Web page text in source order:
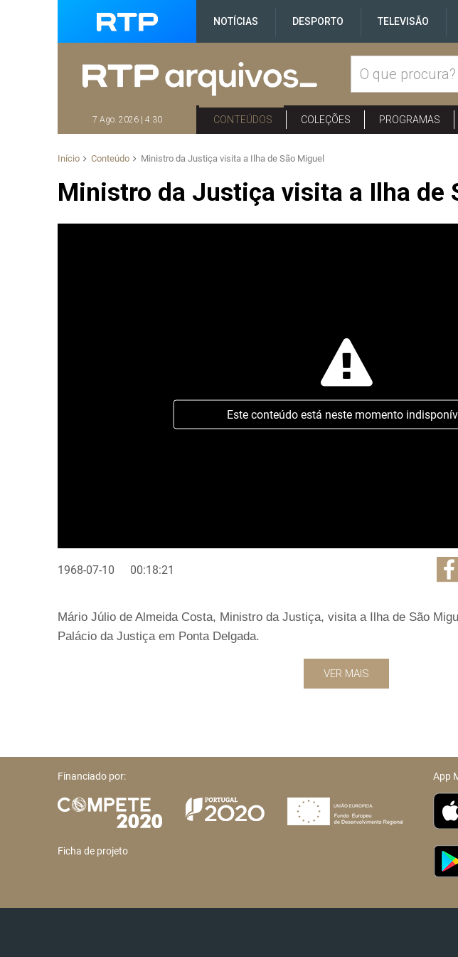
NOTÍCIAS DESPORTO TELEVISÃO
7 Ago. 2026 | 4:30 CONTEÚDOS COLEÇÕES PROGRAMAS
Início Conteúdo Ministro da Justiça visita a Ilha de São Miguel
Ministro da Justiça visita a Ilha de
Este conteúdo está neste momento
1968-07-10 00:18:21
Mário Júlio de Almeida Costa, Ministro da Justiça, visita a Ilha de São
Palácio da Justiça em Ponta Delgada.
VER MAIS
Financiado por:
Ficha de projeto
App